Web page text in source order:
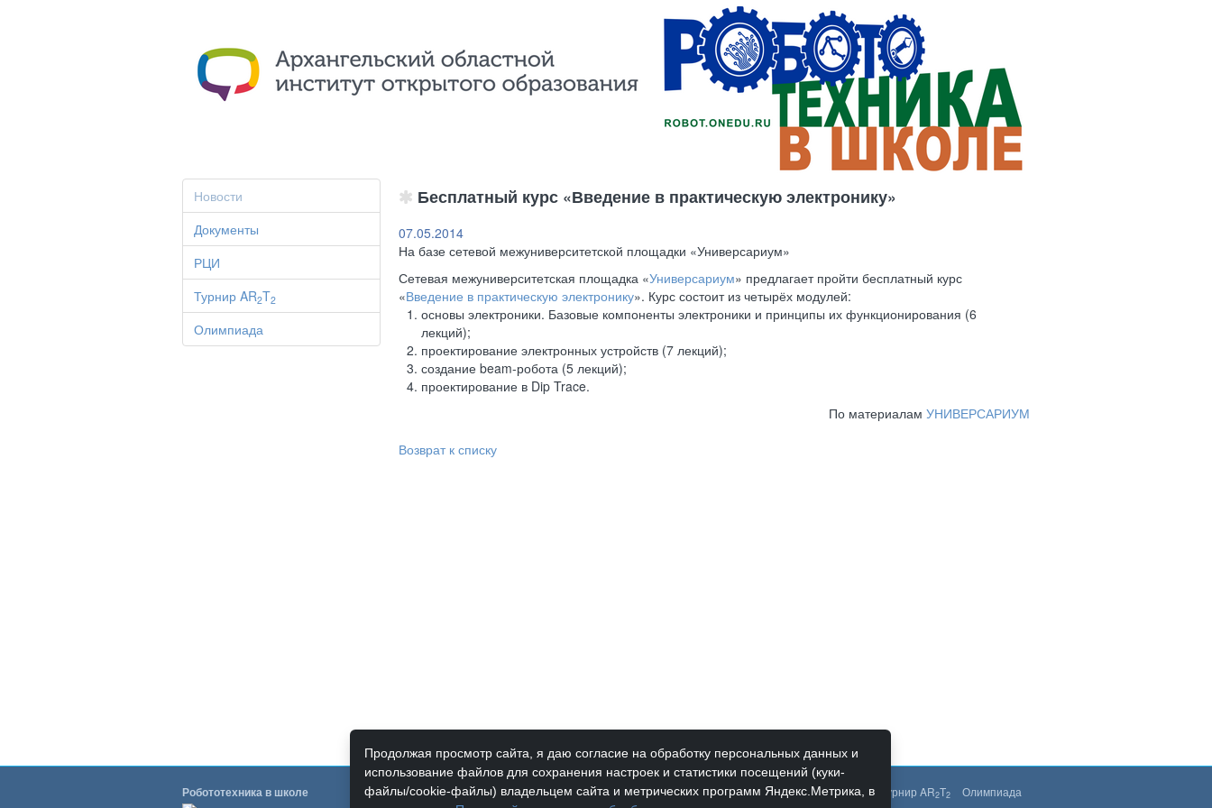
Новости
Документы
РЦИ
Турнир AR2T2
Олимпиада
Бесплатный курс «Введение в практическую электронику»
07.05.2014
На базе сетевой межуниверситетской площадки «Универсариум»
Сетевая межуниверситетская площадка «Универсариум» предлагает пройти бесплатный курс
«Введение в практическую электронику». Курс состоит из четырёх модулей:
основы электроники. Базовые компоненты электроники и принципы их функционирования (6
лекций);
проектирование электронных устройств (7 лекций);
создание beam-робота (5 лекций);
проектирование в Dip Trace.
По материалам УНИВЕРСАРИУМ
Возврат к списку
Робототехника в школе Новости Документы РЦИ Турнир AR2T2 Олимпиада
Продолжая просмотр сайта, я даю согласие на обработку персональных данных и
использование файлов для сохранения настроек и статистики посещений (куки-
файлы/cookie-файлы) владельцем сайта и метрических программ Яндекс.Метрика, в